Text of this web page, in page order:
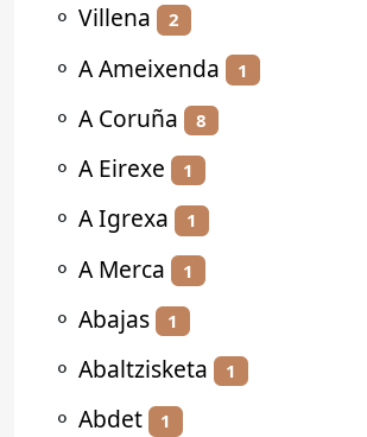
⚬ Villena 2
⚬ A Ameixenda 1
⚬ A Coruña 8
⚬ A Eirexe 1
⚬ A Igrexa 1
⚬ A Merca 1
⚬ Abajas 1
⚬ Abaltzisketa 1
⚬ Abdet 1